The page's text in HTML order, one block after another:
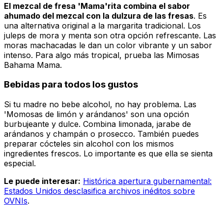
El mezcal de fresa 'Mama'rita combina el sabor
ahumado del mezcal con la dulzura de las fresas. Es
una alternativa original a la margarita tradicional. Los
juleps de mora y menta son otra opción refrescante. Las
moras machacadas le dan un color vibrante y un sabor
intenso. Para algo más tropical, prueba las Mimosas
Bahama Mama.
Bebidas para todos los gustos
Si tu madre no bebe alcohol, no hay problema. Las
'Momosas de limón y arándanos' son una opción
burbujeante y dulce. Combina limonada, jarabe de
arándanos y champán o prosecco. También puedes
preparar cócteles sin alcohol con los mismos
ingredientes frescos. Lo importante es que ella se sienta
especial.
Le puede interesar: Histórica apertura gubernamental:
Estados Unidos desclasifica archivos inéditos sobre
OVNIs.